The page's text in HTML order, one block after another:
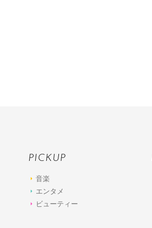
PICKUP
音楽
エンタメ
ビューティー